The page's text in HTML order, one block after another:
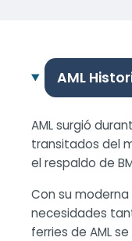
AML
AML surgió
transitados del
el respaldo de
Con su
necesidades
ferries de AML